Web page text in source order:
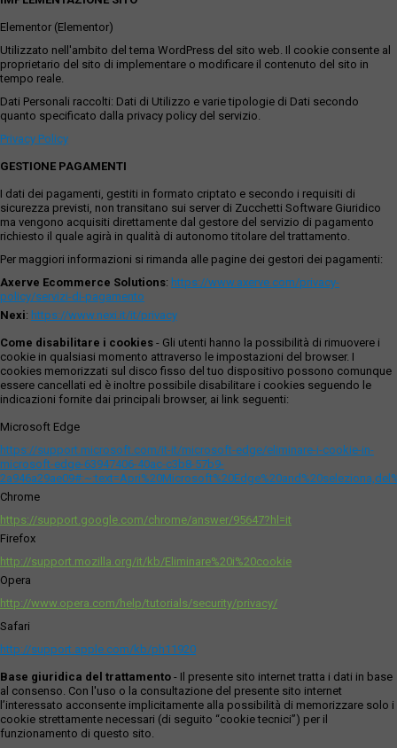
Elementor (Elementor)
Utilizzato nell'ambito del tema WordPress del sito web. Il cookie consente al
proprietario del sito di implementare o modificare il contenuto del sito in
tempo reale.
Dati Personali raccolti: Dati di Utilizzo e varie tipologie di Dati secondo
quanto specificato dalla privacy policy del servizio.
Privacy Policy
GESTIONE PAGAMENTI
I dati dei pagamenti, gestiti in formato criptato e secondo i requisiti di
sicurezza previsti, non transitano sui server di Zucchetti Software Giuridico
ma vengono acquisiti direttamente dal gestore del servizio di pagamento
richiesto il quale agirà in qualità di autonomo titolare del trattamento.
Per maggiori informazioni si rimanda alle pagine dei gestori dei pagamenti:
Axerve Ecommerce Solutions: https://www.axerve.com/privacy-
policy/servizi-di-pagamento
Nexi: https://www.nexi.it/it/privacy
Come disabilitare i cookies - Gli utenti hanno la possibilità di rimuovere i
cookie in qualsiasi momento attraverso le impostazioni del browser. I
cookies memorizzati sul disco fisso del tuo dispositivo possono comunque
essere cancellati ed è inoltre possibile disabilitare i cookies seguendo le
indicazioni fornite dai principali browser, ai link seguenti:
Microsoft Edge
https://support.microsoft.com/it-it/microsoft-edge/eliminare-i-cookie-in-
microsoft-edge-63947406-40ac-c3b8-57b9-
Chrome
https://support.google.com/chrome/answer/95647?hl=it
Firefox
http://support.mozilla.org/it/kb/Eliminare%20i%20cookie
Opera
http://www.opera.com/help/tutorials/security/privacy/
Safari
http://support.apple.com/kb/ph11920
Base giuridica del trattamento - Il presente sito internet tratta i dati in base
al consenso. Con l'uso o la consultazione del presente sito internet
l’interessato acconsente implicitamente alla possibilità di memorizzare solo i
cookie strettamente necessari (di seguito “cookie tecnici”) per il
funzionamento di questo sito.